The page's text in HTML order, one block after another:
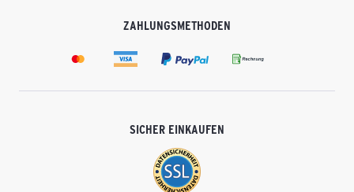
ZAHLUNGSMETHODEN
SICHER EINKAUFEN